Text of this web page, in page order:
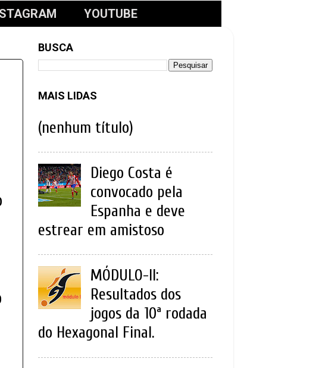
YOUTUBE
BUSCA
MAIS LIDAS
(nenhum título)
Diego Costa é
convocado pela
Espanha e deve
estrear em amistoso
MÓDULO-II:
Resultados dos
jogos da 10ª rodada
do Hexagonal Final.